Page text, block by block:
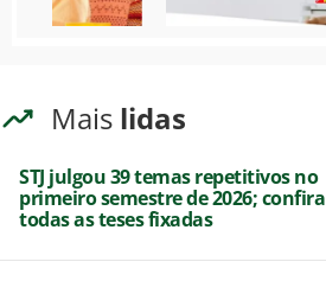
Mais lidas
STJ julgou 39 temas repetitivos no
primeiro semestre de 2026; confira
todas as teses fixadas